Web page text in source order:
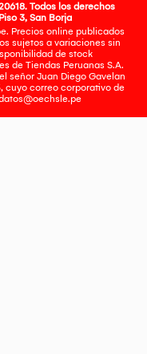
Todos los derechos
3, San Borja
Precios online publicados
sujetos a variaciones sin
de stock
de Tiendas Peruanas S.A.
señor Juan Diego Gavelan
cuyo correo corporativo de